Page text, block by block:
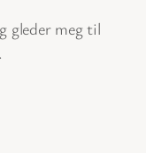
gleder meg til